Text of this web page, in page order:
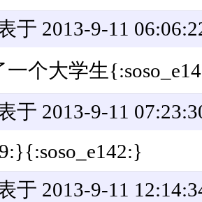
于 2013-9-11
一个大学生
于 2013-9-11
于 2013-9-11